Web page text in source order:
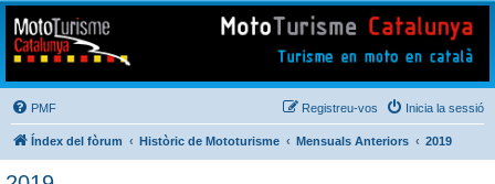
Mototurisme
Turisme en moto en català
PMF Inicia la sessió
Registreu-vos
Índex del fòrum Històric de Mototurisme Mensuals Anteriors 2019